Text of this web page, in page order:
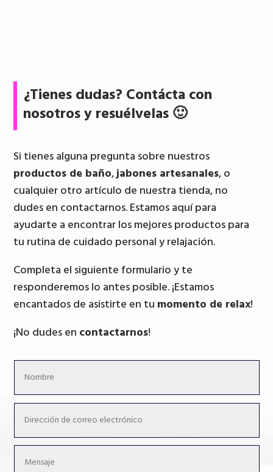
¿Tienes dudas? Contácta con
nosotros y resuélvelas 🙂
Si tienes alguna pregunta sobre nuestros
productos de baño,jabones artesanales, o
cualquier otro artículo de nuestra tienda, no
dudes en contactarnos. Estamos aquí para
ayudarte a encontrar los mejores productos para
tu rutina de cuidado personal y relajación.
Completa el siguiente formulario y te
responderemos lo antes posible. ¡Estamos
encantados de asistirte en tu momento de relax!
¡No dudes en contactarnos!